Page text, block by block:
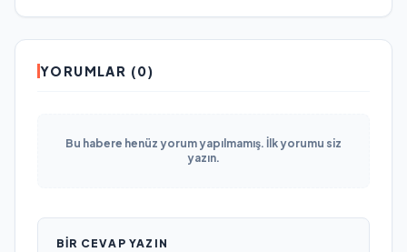
YORUMLAR (0)
Bu habere henüz yorum yapılmamış. İlk yorumu siz
yazın.
BIR CEVAP YAZIN